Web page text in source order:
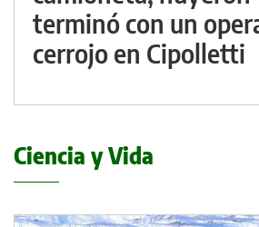
terminó con un
cerrojo en Cipolletti
Ciencia y Vida